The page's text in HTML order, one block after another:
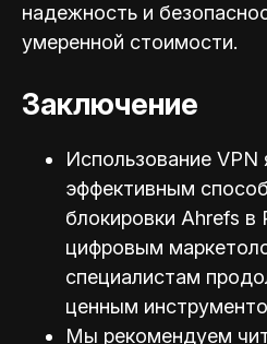
надежность и
умеренной стоимости.
Заключение
Использование VPN
эффективным
блокировки Ahrefs в
цифровым
специалистам
ценным
Мы рекомендуем